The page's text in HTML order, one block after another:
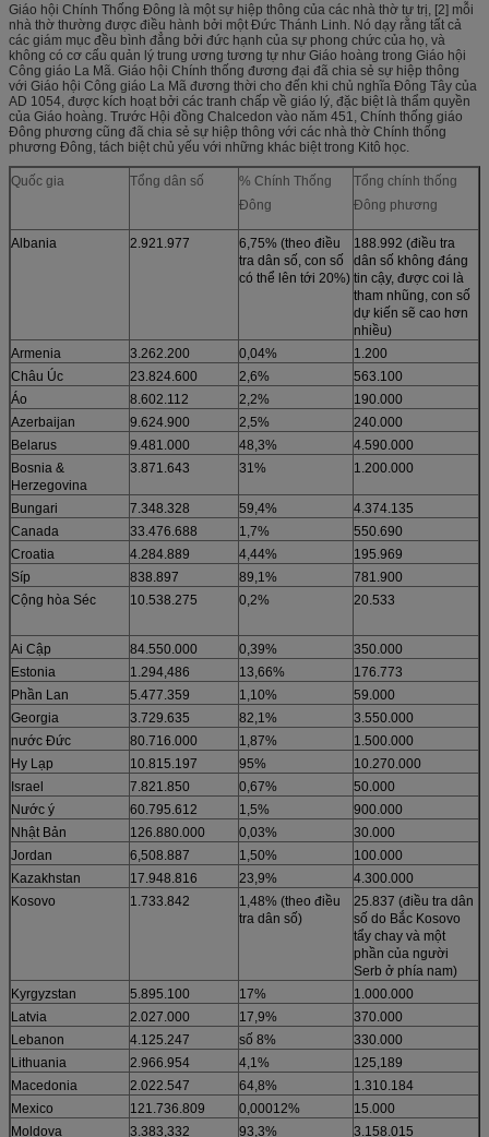
Giáo hội Chính Thống Đông là một sự hiệp thông của các nhà thờ tự trị, [2] mỗi
nhà thờ thường được điều hành bởi một Đức Thánh Linh. Nó dạy rằng tất cả
các giám mục đều bình đẳng bởi đức hạnh của sự phong chức của họ, và
không có cơ cấu quản lý trung ương tương tự như Giáo hoàng trong Giáo hội
Công giáo La Mã. Giáo hội Chính thống đương đại đã chia sẻ sự hiệp thông
với Giáo hội Công giáo La Mã đương thời cho đến khi chủ nghĩa Đông Tây của
AD 1054, được kích hoạt bởi các tranh chấp về giáo lý, đặc biệt là thẩm quyền
của Giáo hoàng. Trước Hội đồng Chalcedon vào năm 451, Chính thống giáo
Đông phương cũng đã chia sẻ sự hiệp thông với các nhà thờ Chính thống
phương Đông, tách biệt chủ yếu với những khác biệt trong Kitô học.
Quốc gia Tổng dân số
% Chính Thống
Đông
Tổng chính thống
Đông phương
Albania 2.921.977
6,75% (theo điều
tra dân số, con số
có thể lên tới 20%)
188.992 (điều tra
dân số không đáng
tin cậy, được coi là
tham nhũng, con số
dự kiến ​​sẽ cao hơn
nhiều)
Armenia
3.262.200 0,04%
1.200
Châu Úc
23.824.600 2,6%
563.100
Áo
8.602.112 2,2%
190.000
Azerbaijan
9.624.900 2,5%
240.000
Belarus
9.481.000 48,3%
4.590.000
Bosnia &
Herzegovina
3.871.643 31% 1.200.000
Bungari 7.348.328 59,4%
4.374.135
Canada
33.476.688 1,7%
550.690
Croatia
4.284.889 4,44%
195.969
Síp
838.897 89,1%
781.900
Cộng hòa Séc
10.538.275 0,2% 20.533
Ai Cập 84.550.000 0,39%
350.000
Estonia
1.294,486 13,66%
176.773
Phần Lan
5.477.359 1,10%
59.000
Georgia
3.729.635 82,1%
3.550.000
nước Đức
80.716.000 1,87%
1.500.000
Hy Lạp
10.815.197 95%
10.270.000
Israel
7.821.850 0,67%
50.000
Nước ý
60.795.612 1,5%
900.000
Nhật Bản
126.880.000 0,03%
30.000
Jordan
6,508.887 1,50%
100.000
Kazakhstan
17.948.816 23,9%
4.300.000
Kosovo
1.733.842
1,48% (theo điều
tra dân số)
25.837 (điều tra dân
số do Bắc Kosovo
tẩy chay và một
phần của người
Serb ở phía nam)
Kyrgyzstan
5.895.100 17%
1.000.000
Latvia
2.027.000 17,9%
370.000
Lebanon
4.125.247 số 8%
330.000
Lithuania
2.966.954 4,1%
125,189
Macedonia
2.022.547 64,8%
1.310.184
Mexico
121.736.809 0,00012%
15.000
Moldova
3.383,332 93,3%
3.158.015